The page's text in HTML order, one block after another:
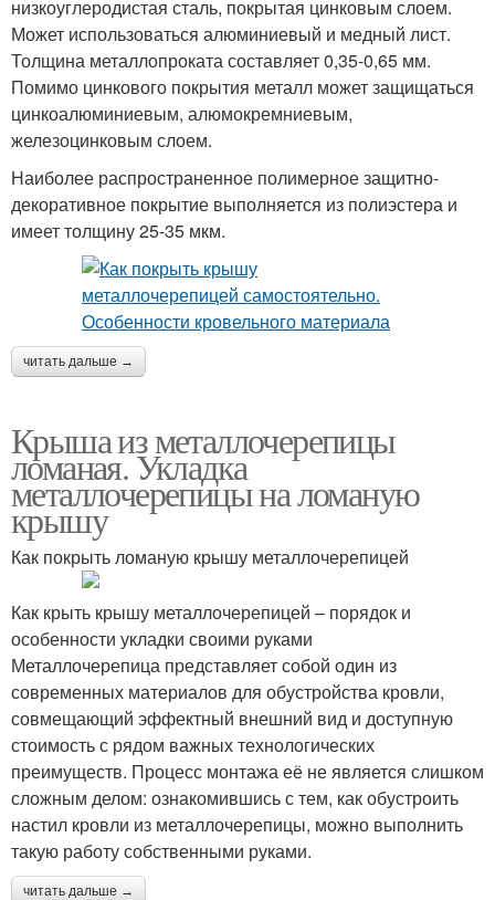
низкоуглеродистая сталь, покрытая цинковым слоем.
Может использоваться алюминиевый и медный лист.
Толщина металлопроката составляет 0,35-0,65 мм.
Помимо цинкового покрытия металл может защищаться
цинкоалюминиевым, алюмокремниевым,
железоцинковым слоем.
Наиболее распространенное полимерное защитно-
декоративное покрытие выполняется из полиэстера и
имеет толщину 25-35 мкм.
читать дальше →
Крыша из металлочерепицы
ломаная. Укладка
металлочерепицы на ломаную
крышу
Как покрыть ломаную крышу металлочерепицей
Как крыть крышу металлочерепицей – порядок и
особенности укладки своими руками
Металлочерепица представляет собой один из
современных материалов для обустройства кровли,
совмещающий эффектный внешний вид и доступную
стоимость с рядом важных технологических
преимуществ. Процесс монтажа её не является слишком
сложным делом: ознакомившись с тем, как обустроить
настил кровли из металлочерепицы, можно выполнить
такую работу собственными руками.
читать дальше →